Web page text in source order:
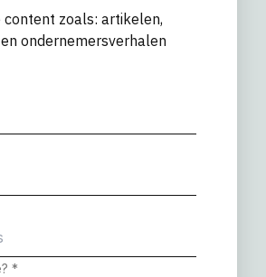
content zoals: artikelen,
ondernemersverhalen
*